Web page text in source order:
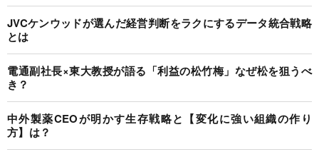
JVCケンウッドが選んだ経営判断をラクにするデータ統合戦略
とは
電通副社長×東大教授が語る「利益の松竹梅」なぜ松を狙うべ
き？
中外製薬CEOが明かす生存戦略と【変化に強い組織の作り
方】は？